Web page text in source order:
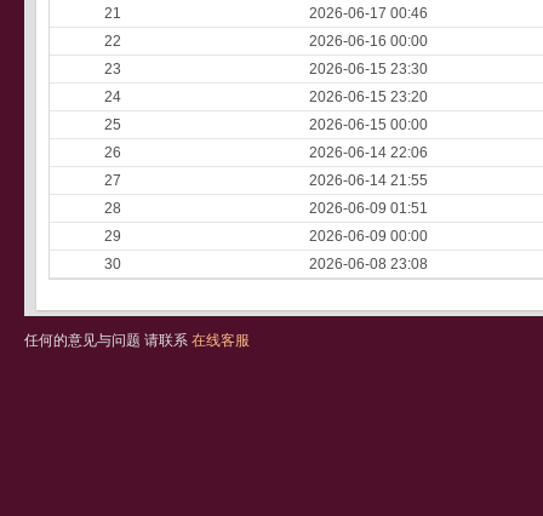
21
2026-06-17 00:46
22
2026-06-16 00:00
23
2026-06-15 23:30
24
2026-06-15 23:20
25
2026-06-15 00:00
26
2026-06-14 22:06
27
2026-06-14 21:55
28
2026-06-09 01:51
29
2026-06-09 00:00
30
2026-06-08 23:08
任何的意见与问题 请联系 在线客服